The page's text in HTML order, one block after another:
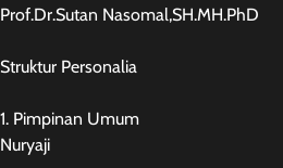
Prof.Dr.Sutan Nasomal,SH.MH.PhD
Struktur Personalia
1. Pimpinan Umum
Nuryaji